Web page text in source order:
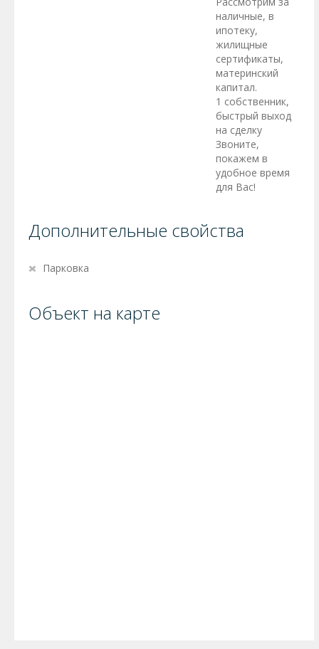
наличные, в
ипотеку,
жилищные
сертификаты,
материнский
капитал.
1 собственник,
быстрый выход
на сделку
Звоните,
покажем в
удобное время
для Вас!
Дополнительные свойства
Парковка
Объект на карте